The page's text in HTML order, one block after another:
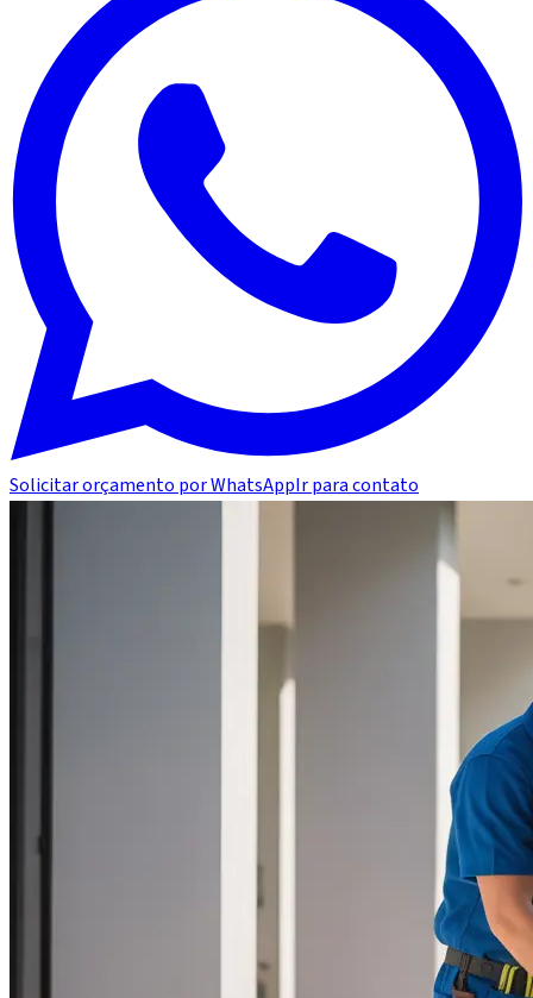
Solicitar orçamento por WhatsAppIr para contato